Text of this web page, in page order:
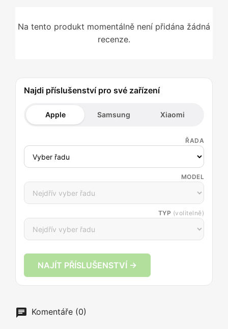
Na tento produkt momentálně není přidána žádná
recenze.
Najdi příslušenství pro své zařízení
Apple Samsung Xiaomi
ŘADA
MODEL
TYP (volitelně)
NAJÍT PŘÍSLUŠENSTVÍ →
Komentáře (0)